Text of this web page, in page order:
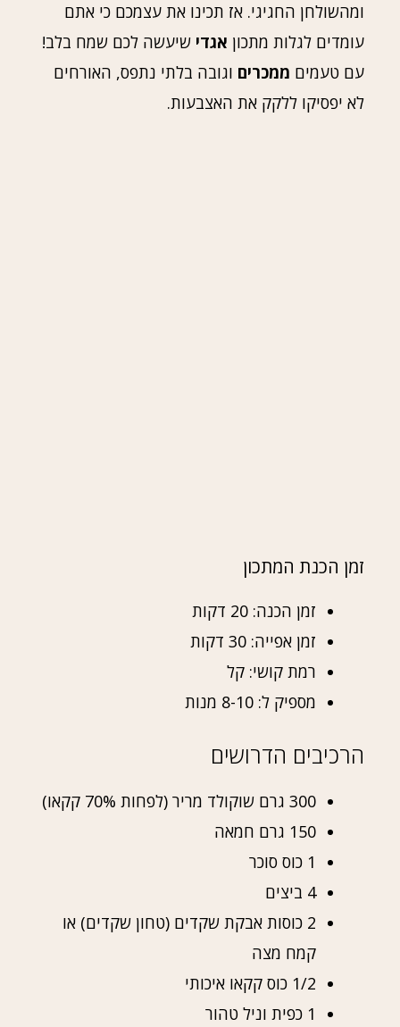
ומהשולחן החגיגי. אז תכינו את עצמכם כי אתם
עומדים לגלות מתכון אגדי שיעשה לכם שמח בלב!
עם טעמים ממכרים וגובה בלתי נתפס, האורחים
לא יפסיקו ללקק את האצבעות.
זמן הכנת המתכון
זמן הכנה: 20 דקות
זמן אפייה: 30 דקות
רמת קושי: קל
מספיק ל: 8-10 מנות
הרכיבים הדרושים
300 גרם שוקולד מריר (לפחות 70% קקאו)
150 גרם חמאה
1 כוס סוכר
4 ביצים
2 כוסות אבקת שקדים (טחון שקדים) או
קמח מצה
1/2 כוס קקאו איכותי
1 כפית וניל טהור